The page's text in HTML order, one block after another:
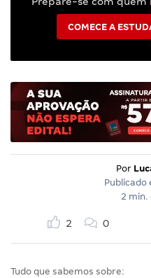
COMECE A
Por
Publicado
2 min.
2 0
Tudo que sabemos sobre: